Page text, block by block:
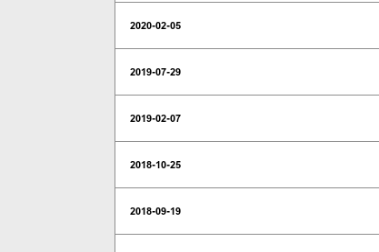
2020-02-05
2019-07-29
2019-02-07
2018-10-25
2018-09-19